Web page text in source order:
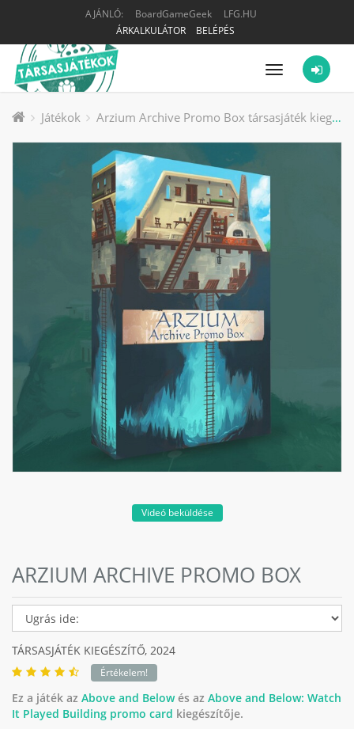
AJÁNLÓ: BoardGameGeek
LFG.HU
ÁRKALKULÁTOR
BELÉPÉS
Menü
Játékok Arzium Archive Promo Box társasjáték kiegészítő
Videó beküldése
ARZIUM ARCHIVE PROMO BOX
TÁRSASJÁTÉK KIEGÉSZÍTŐ, 2024
Értékelem!
Ez a játék az Above and Belowés az Above and Below: Watch
It Played Building promo card kiegészítője.